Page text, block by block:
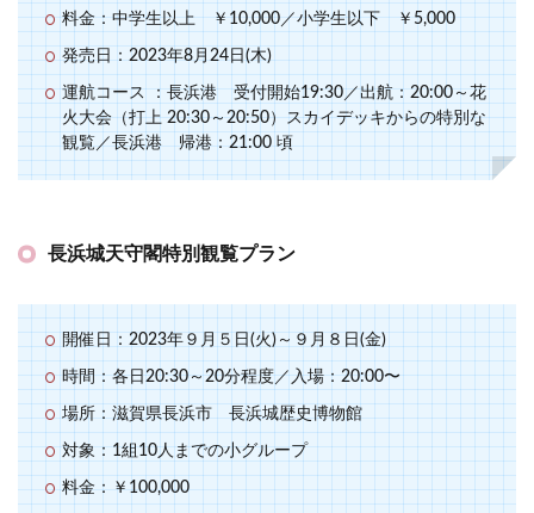
料金：中学生以上 ￥10,000／小学生以下 ￥5,000
発売日：2023年8月24日(木)
運航コース ：長浜港 受付開始19:30／出航：20:00～花
火大会（打上 20:30～20:50）スカイデッキからの特別な
観覧／長浜港 帰港：21:00 頃
長浜城天守閣特別観覧プラン
開催日：2023年９月５日(火)～９月８日(金)
時間：各日20:30～20分程度／入場：20:00〜
場所：滋賀県長浜市 長浜城歴史博物館
対象：1組10人までの小グループ
料金：￥100,000